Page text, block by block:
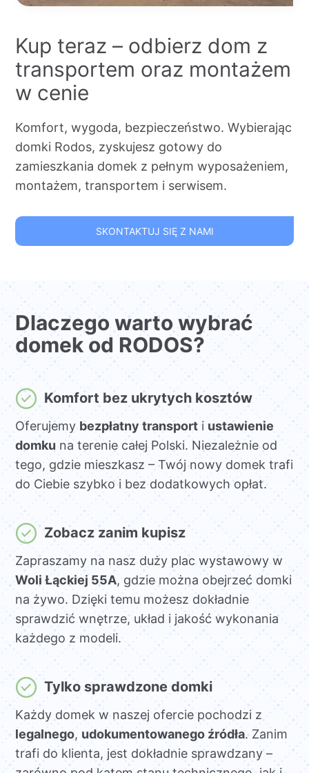
Kup teraz – odbierz dom z
transportem oraz montażem
w cenie
Komfort, wygoda, bezpieczeństwo. Wybierając
domki Rodos, zyskujesz gotowy do
zamieszkania domek z pełnym wyposażeniem,
montażem, transportem i serwisem.
SKONTAKTUJ SIĘ Z NAMI
Dlaczego warto wybrać
domek od RODOS?
Komfort bez ukrytych kosztów
Oferujemybezpłatny transporti ustawienie
domkuna terenie całej Polski. Niezależnie od
tego, gdzie mieszkasz – Twój nowy domek trafi
do Ciebie szybko i bez dodatkowych opłat.
Zobacz zanim kupisz
Zapraszamy na nasz duży plac wystawowy w
Woli Łąckiej 55A, gdzie można obejrzeć domki
na żywo. Dzięki temu możesz dokładnie
sprawdzić wnętrze, układ i jakość wykonania
każdego z modeli.
Tylko sprawdzone domki
Każdy domek w naszej ofercie pochodzi z
legalnego, udokumentowanego źródła. Zanim
trafi do klienta, jest dokładnie sprawdzany –